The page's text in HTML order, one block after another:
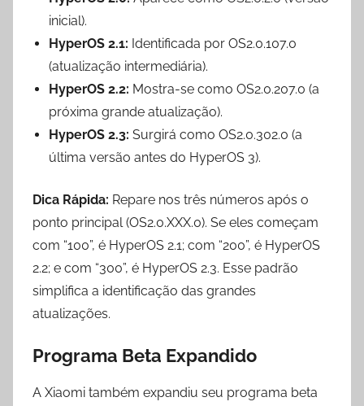
inicial).
HyperOS 2.1: Identificada por OS2.0.107.0
(atualização intermediária).
HyperOS 2.2: Mostra-se como OS2.0.207.0 (a
próxima grande atualização).
HyperOS 2.3: Surgirá como OS2.0.302.0 (a
última versão antes do HyperOS 3).
Dica Rápida: Repare nos três números após o
ponto principal (OS2.0.XXX.0). Se eles começam
com “100”, é HyperOS 2.1; com “200”, é HyperOS
2.2; e com “300”, é HyperOS 2.3. Esse padrão
simplifica a identificação das grandes
atualizações.
Programa Beta Expandido
A Xiaomi também expandiu seu programa beta